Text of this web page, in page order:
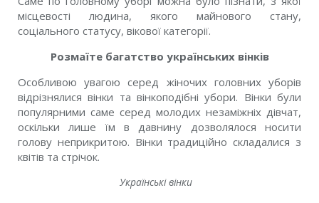
місцевості людина, якого майнового стану,
соціального статусу, вікової категорії.
Розмаїте багатство українських вінків
Особливою увагою серед жіночих головних уборів
відрізнялися вінки та вінкоподібні убори. Вінки були
популярними саме серед молодих незаміжніх дівчат,
оскільки лише їм в давнину дозволялося носити
голову неприкритою. Вінки традиційно складалися з
квітів та стрічок.
Українські вінки